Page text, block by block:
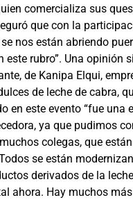
comercializa sus
que con la
nos están abriendo
este rubro”. Una opinión
de Kanipa Elqui,
de leche de cabra,
en este evento “fue una
ya que pudimos
colegas, que
se están
derivados de la
ahora. Hay muchos